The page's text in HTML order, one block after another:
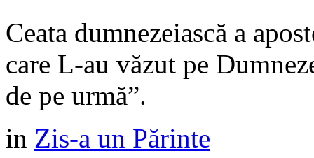
Ceata dumnezeiască a
care L-au văzut pe
de pe urmă”.
in Zis-a un Părinte